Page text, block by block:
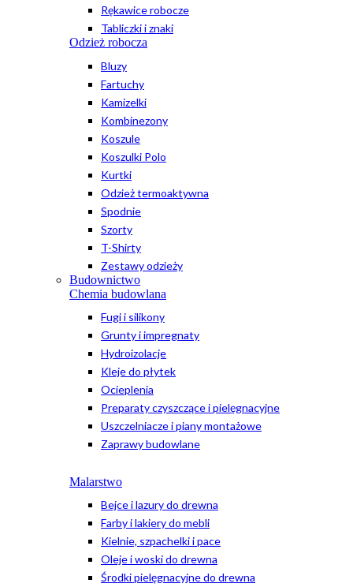
Rękawice robocze
Tabliczki i znaki
Odzież robocza
Bluzy
Fartuchy
Kamizelki
Kombinezony
Koszule
Koszulki Polo
Kurtki
Odzież termoaktywna
Spodnie
Szorty
T-Shirty
Zestawy odzieży
Budownictwo
Chemia budowlana
Fugi i silikony
Grunty i impregnaty
Hydroizolacje
Kleje do płytek
Ocieplenia
Preparaty czyszczące i pielęgnacyjne
Uszczelniacze i piany montażowe
Zaprawy budowlane
Malarstwo
Bejce i lazury do drewna
Farby i lakiery do mebli
Kielnie, szpachelki i pace
Oleje i woski do drewna
Środki pielęgnacyjne do drewna